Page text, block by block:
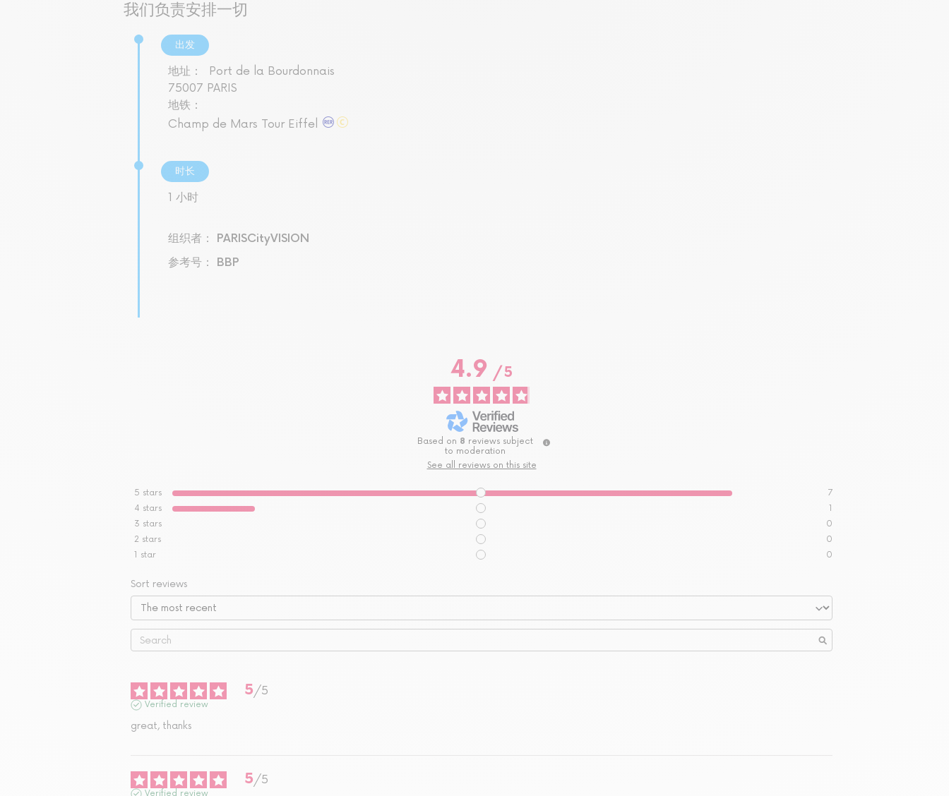
我们负责安排一切
出发
地址：
Port de la Bourdonnais
75007 PARIS
地铁：
Champ de Mars Tour Eiffel
时长
1 小时
组织者： PARISCityVISION
参考号： BBP
4.9/ 5
Based on 8 reviews subject
to moderation
See all reviews on this site
5 stars
7
4 stars
1
3 stars
0
2 stars
0
1 star 0
Sort reviews
5/5
Verified review
great, thanks
5/5
Verified review